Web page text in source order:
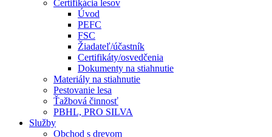
Certifikácia lesov
Úvod
PEFC
FSC
Žiadateľ/účastník
Certifikáty/osvedčenia
Dokumenty na stiahnutie
Materiály na stiahnutie
Pestovanie lesa
Ťažbová činnosť
PBHL, PRO SILVA
Služby
Obchod s drevom